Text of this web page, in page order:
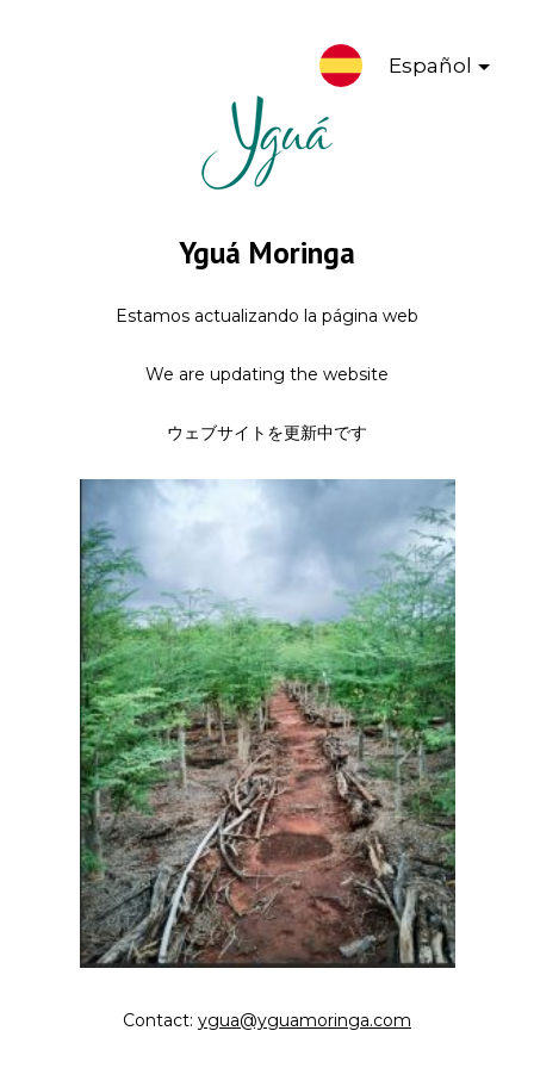
Español
Yguá Moringa
Estamos actualizando la página web
We are updating the website
ウェブサイトを更新中です
Contact: ygua@yguamoringa.com